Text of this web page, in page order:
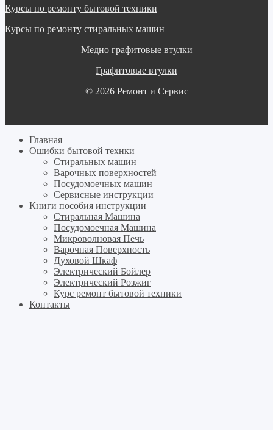
Курсы по ремонту бытовой техники
Курсы по ремонту стиральных машин
Медно графитовые втулки
Графитовые втулки
© 2026 Ремонт и Сервис
Главная
Ошибки бытовой технки
Cтиральных машин
Варочных поверхностей
Посудомоечных машин
Cервисные инструкции
Книги пособия инструкции
Стиральная Машина
Посудомоечная Машина
Микроволновая Печь
Варочная Поверхность
Духовой Шкаф
Электрический Бойлер
Электрический Розжиг
Курс ремонт бытовой техники
Контакты